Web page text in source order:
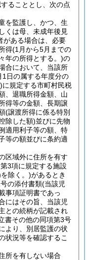
ることとし、次の点
を監護し、かつ、生
くは母、未成年後見
がある場合は、必要
得(1月から5月までの
年の所得とする。)の
合において、当該所
日の属する年度分の
に規定する市町村民税
、退職所得金額、山
得等の金額、長期譲
(譲渡所得に係る特別
除した額)並びに先物
適用利子等の額、特
等の額並びに条約適
区域外に住所を有す
3項に規定する施設
を除く。)があるとき
の添付書類(当該児
事項証明書であっ
にはその旨、当該児
との続柄が記載され
書その他の同項第3号
より、別居監護の状
状況等を確認するこ
所を有しない場合